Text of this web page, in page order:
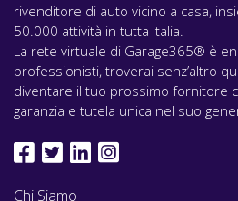
rivenditore di auto vicino a casa,
50.000 attività in tutta Italia.
La rete virtuale di Garage365® è
professionisti, troverai senz’altro
diventare il tuo prossimo fornitore
garanzia e tutela unica nel suo
Chi Siamo